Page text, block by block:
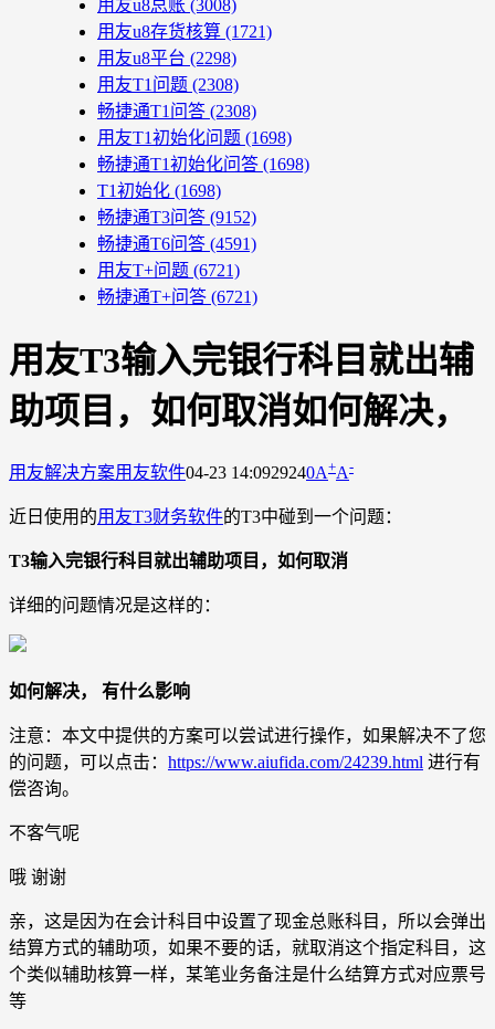
用友u8总账 (3008)
用友u8存货核算 (1721)
用友u8平台 (2298)
用友T1问题 (2308)
畅捷通T1问答 (2308)
用友T1初始化问题 (1698)
畅捷通T1初始化问答 (1698)
T1初始化 (1698)
畅捷通T3问答 (9152)
畅捷通T6问答 (4591)
用友T+问题 (6721)
畅捷通T+问答 (6721)
用友T3输入完银行科目就出辅
助项目，如何取消如何解决，
用友解决方案用友软件04-23 14:0929240A+A-
近日使用的用友T3财务软件的T3中碰到一个问题：
T3输入完银行科目就出辅助项目，如何取消
详细的问题情况是这样的：
如何解决， 有什么影响
注意：本文中提供的方案可以尝试进行操作，如果解决不了您
的问题，可以点击： https://www.aiufida.com/24239.html 进行有
偿咨询。
不客气呢
哦 谢谢
亲，这是因为在会计科目中设置了现金总账科目，所以会弹出
结算方式的辅助项，如果不要的话，就取消这个指定科目，这
个类似辅助核算一样，某笔业务备注是什么结算方式对应票号
等